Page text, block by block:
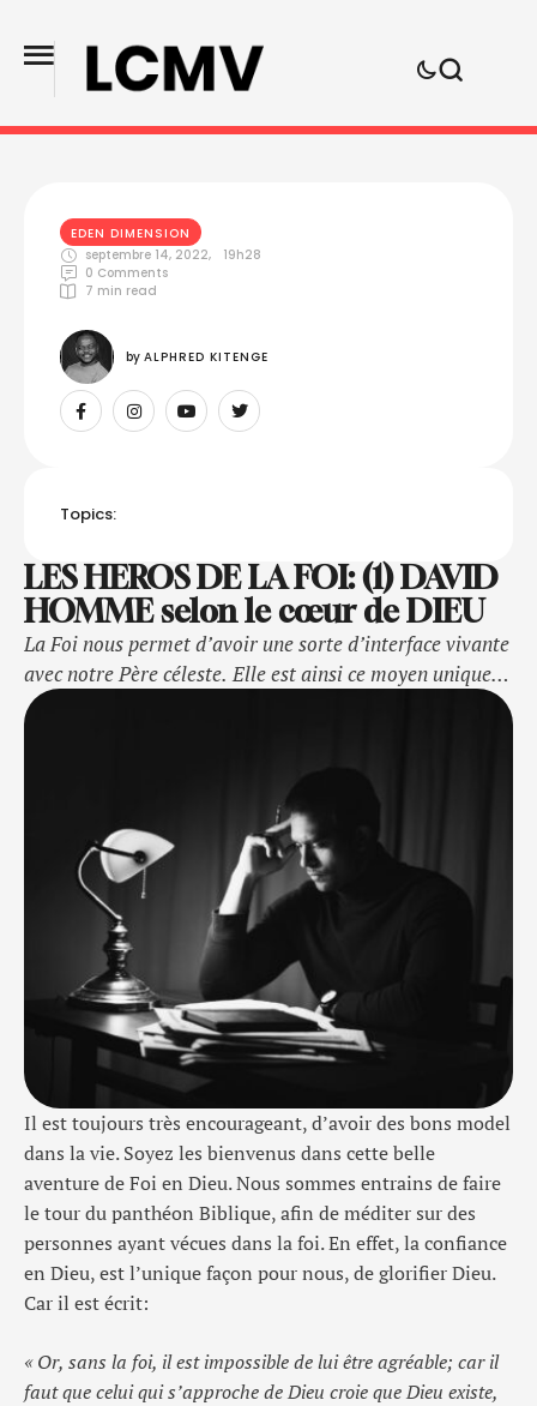
EDEN DIMENSION
septembre 14, 2022,
19h28
0 Comments
7 min read
by ALPHRED KITENGE
Topics:
LES HEROS DE LA FOI: (1) DAVID
HOMME selon le cœur de DIEU
La Foi nous permet d’avoir une sorte d’interface vivante
avec notre Père céleste. Elle est ainsi ce moyen unique
par lequel, nous expérimentons toute les possibilités
Il est toujours très encourageant, d’avoir des bons model
dans la vie. Soyez les bienvenus dans cette belle
aventure de Foi en Dieu. Nous sommes entrains de faire
le tour du panthéon Biblique, afin de méditer sur des
personnes ayant vécues dans la foi. En effet, la confiance
en Dieu, est l’unique façon pour nous, de glorifier Dieu.
Car il est écrit:
«Or, sans la foi, il est impossible de lui être agréable; car il
faut que celui qui s’approche de Dieu croie que Dieu existe,